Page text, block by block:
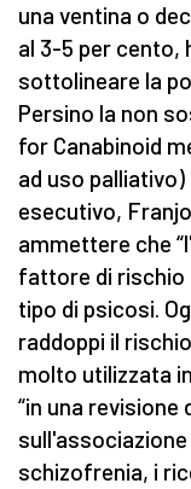
una ventina o
al 3-5 per cento,
sottolineare la
Persino la non
for Canabinoid
ad uso
esecutivo,
ammettere che
fattore di rischio
tipo di psicosi.
raddoppi il
molto utilizzata
“in una
schizofrenia, i